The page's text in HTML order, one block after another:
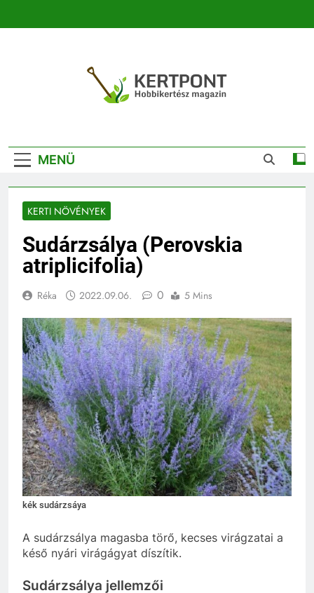
Kertészeti
Magazin |
Növénykereső És
Növényhatározó
MENÜ
KERTI NÖVÉNYEK
Sudárzsálya (Perovskia
atriplicifolia)
Réka 2022.09.06. 0 5 Mins
kék sudárzsáya
A sudárzsálya magasba törő, kecses virágzatai a
késő nyári virágágyat díszítik.
Sudárzsálya jellemzői